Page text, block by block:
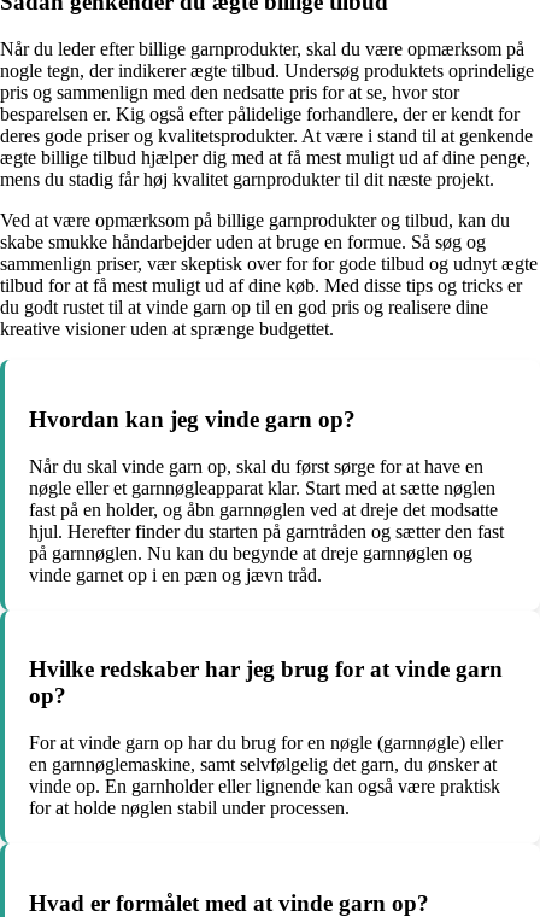
Når du leder efter billige garnprodukter, skal du være opmærksom på
nogle tegn, der indikerer ægte tilbud. Undersøg produktets oprindelige
pris og sammenlign med den nedsatte pris for at se, hvor stor
besparelsen er. Kig også efter pålidelige forhandlere, der er kendt for
deres gode priser og kvalitetsprodukter. At være i stand til at genkende
ægte billige tilbud hjælper dig med at få mest muligt ud af dine penge,
mens du stadig får høj kvalitet garnprodukter til dit næste projekt.
Ved at være opmærksom på billige garnprodukter og tilbud, kan du
skabe smukke håndarbejder uden at bruge en formue. Så søg og
sammenlign priser, vær skeptisk over for for gode tilbud og udnyt ægte
tilbud for at få mest muligt ud af dine køb. Med disse tips og tricks er
du godt rustet til at vinde garn op til en god pris og realisere dine
kreative visioner uden at sprænge budgettet.
Hvordan kan jeg vinde garn op?
Når du skal vinde garn op, skal du først sørge for at have en
nøgle eller et garnnøgleapparat klar. Start med at sætte nøglen
fast på en holder, og åbn garnnøglen ved at dreje det modsatte
hjul. Herefter finder du starten på garntråden og sætter den fast
på garnnøglen. Nu kan du begynde at dreje garnnøglen og
vinde garnet op i en pæn og jævn tråd.
Hvilke redskaber har jeg brug for at vinde garn
op?
For at vinde garn op har du brug for en nøgle (garnnøgle) eller
en garnnøglemaskine, samt selvfølgelig det garn, du ønsker at
vinde op. En garnholder eller lignende kan også være praktisk
for at holde nøglen stabil under processen.
Hvad er formålet med at vinde garn op?